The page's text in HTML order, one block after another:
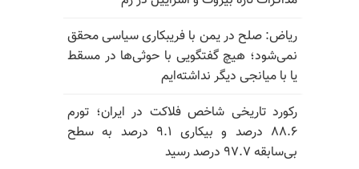
ریاض: صلح در یمن با فریبکاری سیاسی محقق
نمی‌شود؛ هیچ گفتگویی با حوثی‌ها در مسقط
یا با میانجی دیگر نداشته‌ایم
رکورد تاریخی شاخص فلاکت در ایران؛ تورم
۸۸.۶ درصد و بیکاری ۹.۱ درصد به سطح
بی‌سابقه ۹۷.۷ درصد رسید